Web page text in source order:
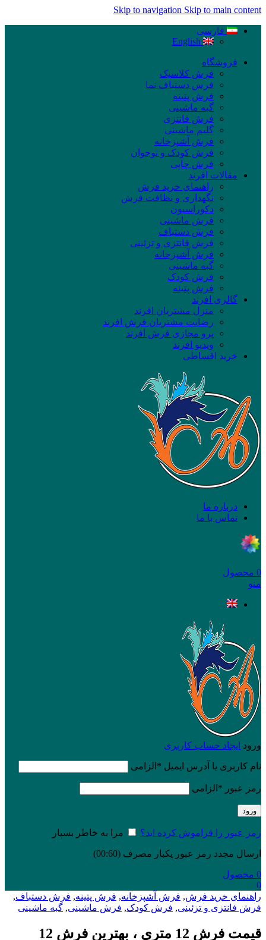
Skip to navigation Skip to main content
فارسی
English
فروشگاه
فرش کلاسیک
فرش دستباف نما
فرش پتینه
گبه ماشینی
فرش فانتزی
گلیم ماشینی
فرش آشپزخانه
فرش کودک و نوجوان
فرش چاپی
مقالات افرند
راهنمای خرید فرش
نگهداری و نظافت فرش
دکوراسیون
فرش ماشینی
فرش دستباف
فرش فانتزی و تزئینی
فرش آشپزخانه
گبه ماشینی
فرش کودک
فرش پتینه
گالری افرند
منزل مشتریان افرند
رضایت مشتریان فرش افرند
پرو مجازی فرش افرند
ویدیو افرند
خرید اقساطی
درباره ما
تماس با ما
0 محصول
منو
ورود ایجاد حساب کاربری
نام کاربری یا آدرس ایمیل * الزامی
رمز عبور * الزامی
ورود
رمز عبور را فراموش کرده اید؟ مرا به خاطر بسپار
ارسال مجدد رمز عبور یکبار مصرف (00:
60
)
0 محصول
0
راهنمای خرید فرش, فرش آشپزخانه, فرش پتینه, فرش دستباف,
فرش فانتزی و تزئینی, فرش کودک, فرش ماشینی, گبه ماشینی
قیمت فرش 12 متری ، بهترین فرش 12